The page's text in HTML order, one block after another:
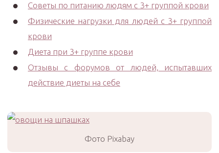
Советы по питанию людям с 3+ группой крови
Физические нагрузки для людей с 3+ группой
крови
Диета при 3+ группе крови
Отзывы с форумов от людей, испытавших
действие диеты на себе
Фото Pixabay